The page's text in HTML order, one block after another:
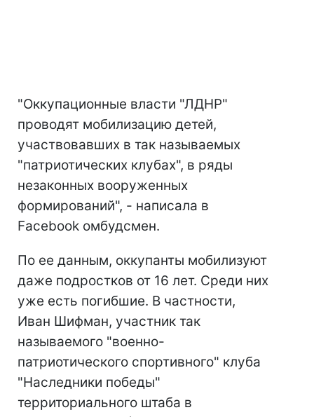
"Оккупационные власти "ЛДНР"
проводят мобилизацию детей,
участвовавших в так называемых
"патриотических клубах", в ряды
незаконных вооруженных
формирований", - написала в
Facebook омбудсмен.
По ее данным, оккупанты мобилизуют
даже подростков от 16 лет. Среди них
уже есть погибшие. В частности,
Иван Шифман, участник так
называемого "военно-
патриотического спортивного" клуба
"Наследники победы"
территориального штаба в